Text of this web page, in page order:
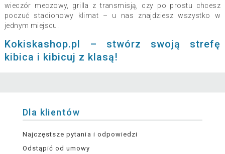
wieczór meczowy, grilla z transmisją, czy po prostu chcesz
poczuć stadionowy klimat – u nas znajdziesz wszystko w
jednym miejscu.
Kokiskashop.pl – stwórz swoją strefę
kibica i kibicuj z klasą!
Dla klientów
Najczęstsze pytania i odpowiedzi
Odstąpić od umowy